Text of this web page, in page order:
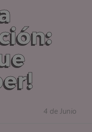
4 de Junio